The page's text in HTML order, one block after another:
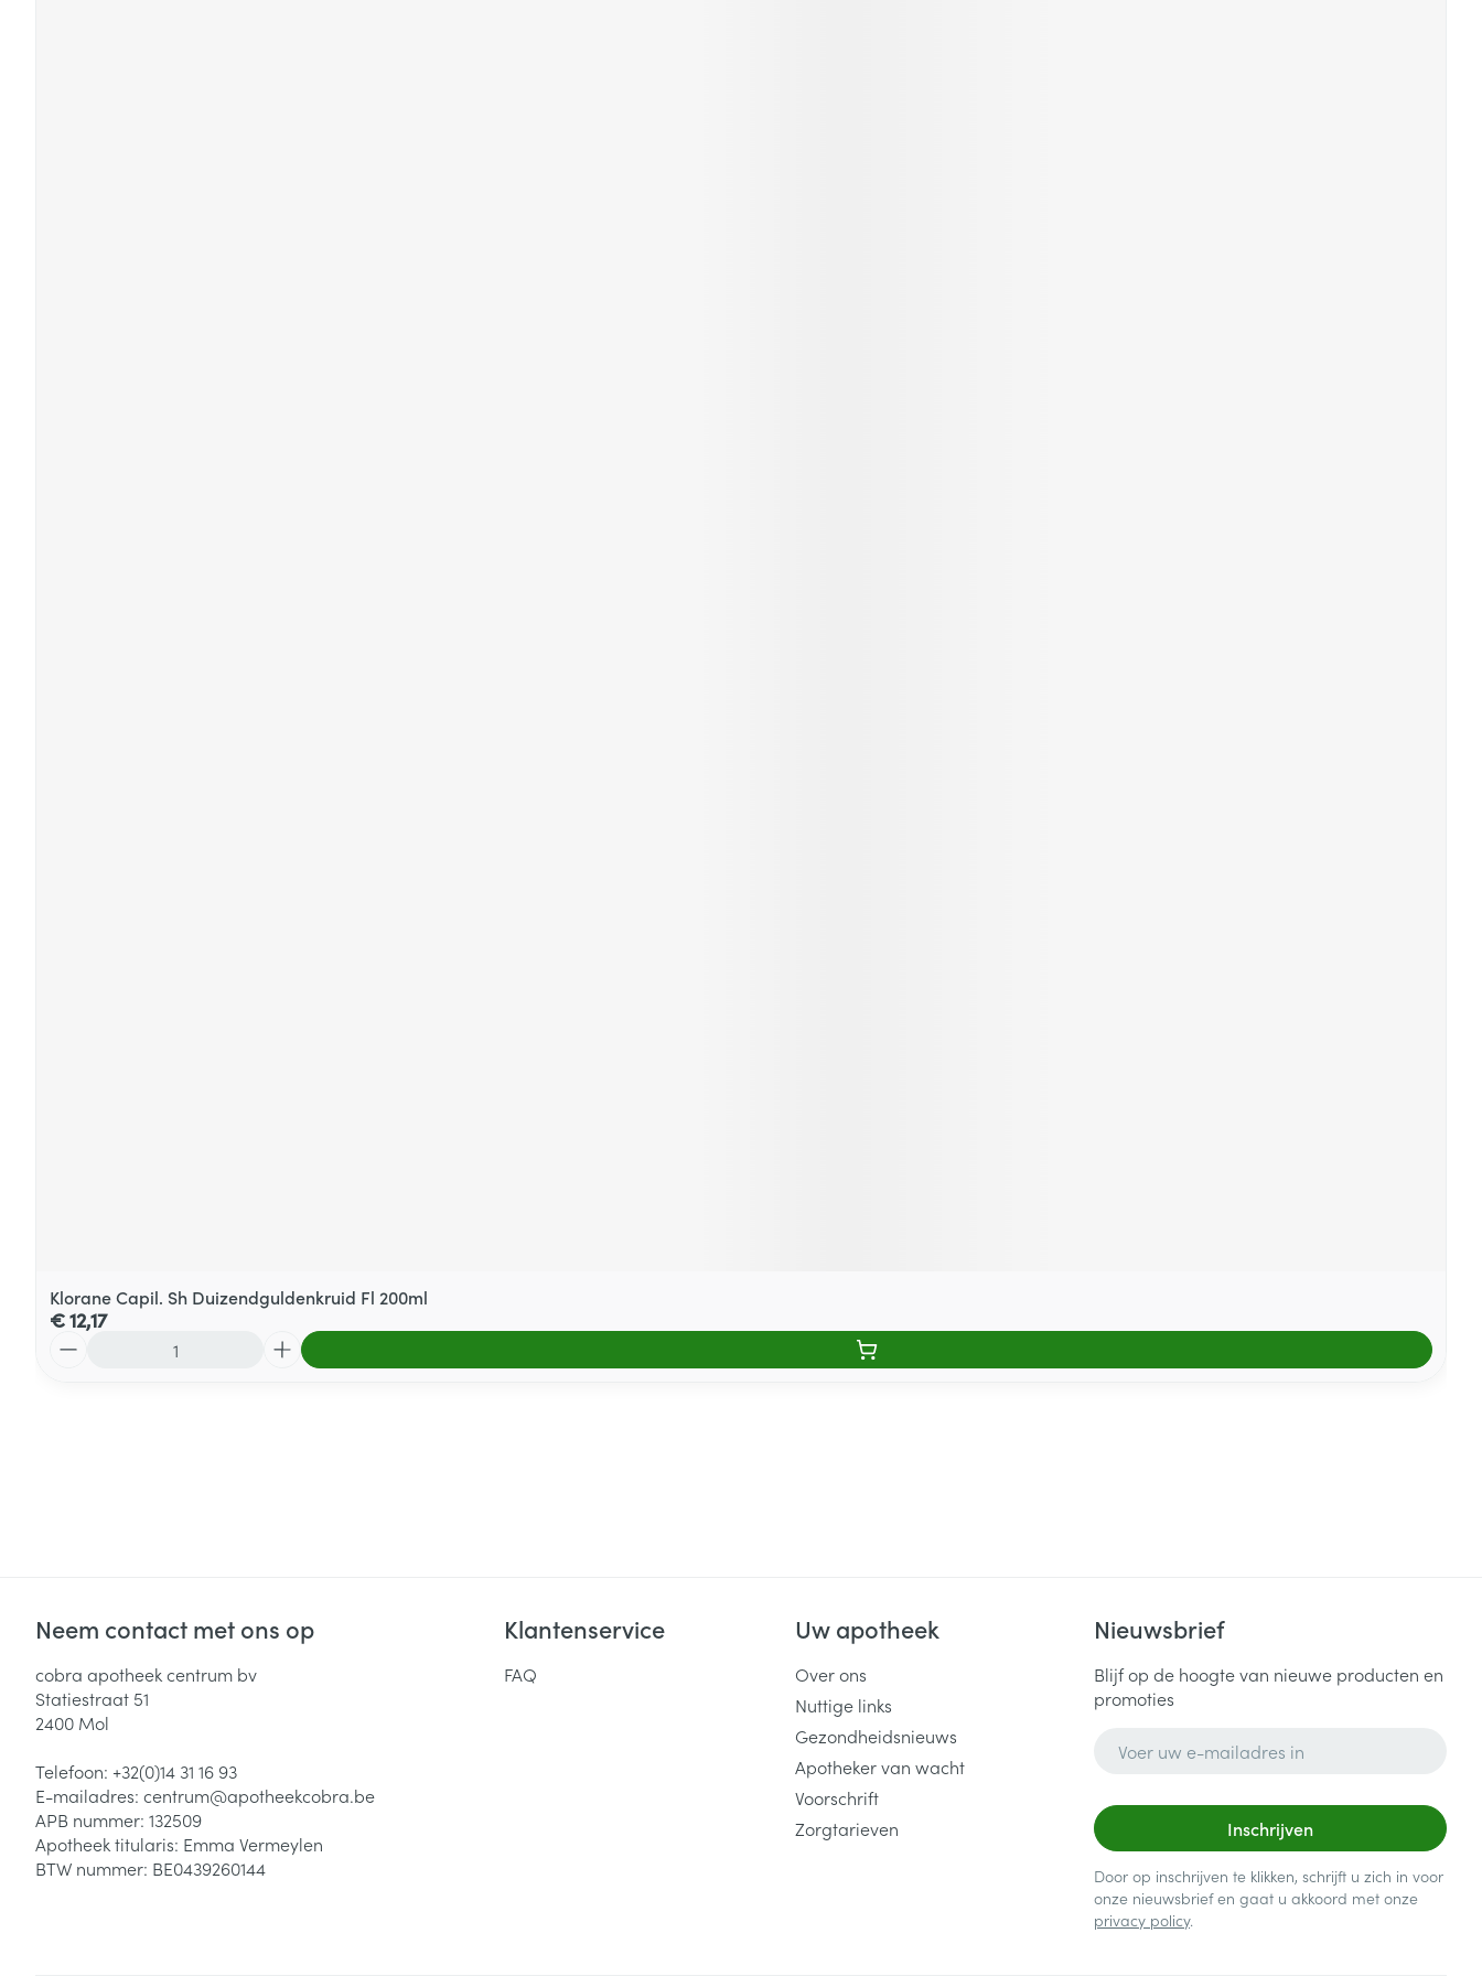
Klorane Capil. Sh Duizendguldenkruid Fl 200ml
€ 12,17
Neem contact met ons op
cobra apotheek centrum bv
Statiestraat 51
2400 Mol
Telefoon: +32(0)14 31 16 93
E-mailadres: centrum@apotheekcobra.be
APB nummer: 132509
Apotheek titularis: Emma Vermeylen
BTW nummer: BE0439260144
Klantenservice
FAQ
Uw apotheek
Over ons
Nuttige links
Gezondheidsnieuws
Apotheker van wacht
Voorschrift
Zorgtarieven
Nieuwsbrief
Blijf op de hoogte van nieuwe producten en
promoties
Inschrijven
Door op inschrijven te klikken, schrijft u zich in voor
onze nieuwsbrief en gaat u akkoord met onze
privacy policy.